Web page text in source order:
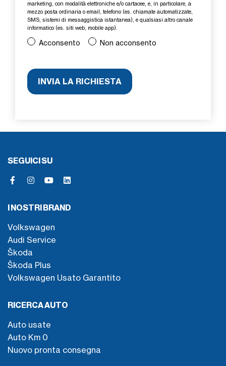
marketing, con modalità elettroniche e/o cartacee, e, in particolare, a
mezzo posta ordinaria o email, telefono (es. chiamate automatizzate,
SMS, sistemi di messaggistica istantanea), e qualsiasi altro canale
informatico (es. siti web, mobile app).
Acconsento Non acconsento
SEGUICI SU
I NOSTRI BRAND
Volkswagen
Audi Service
Škoda
Škoda Plus
Volkswagen Usato Garantito
RICERCA AUTO
Auto usate
Auto Km 0
Nuovo pronta consegna